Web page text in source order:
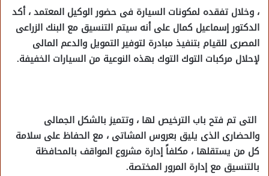
، وخلال تفقده لمكونات السيارة فى حضور الوكيل المعتمد ، أكد
الدكتور إسماعيل كمال على أنه سيتم التنسيق مع البنك الزراعى
المصرى للقيام بتنفيذ مبادرة لتوفير التمويل والدعم المالى
لإحلال مركبات التوك التوك بهذه النوعية من السيارات الخفيفة.
التى تم فتح باب الترخيص لها ، وتتميز بالشكل الجمالى
والحضارى الذى يليق بعروس المشاتى ، مع الحفاظ على سلامة
كل من يستقلها ، مكلفاً إدارة مشروع المواقف بالمحافظة
بالتنسيق مع إدارة المرور المختصة.